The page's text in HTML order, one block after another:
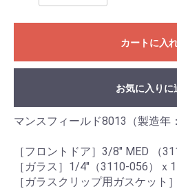
カートに入
お気に入りに
マンスフィールド8013（製造年
［フロントドア］3/8" MED （
［ガラス］1/4"（3110-056）ｘ
［ガラスクリップ用ガスケット